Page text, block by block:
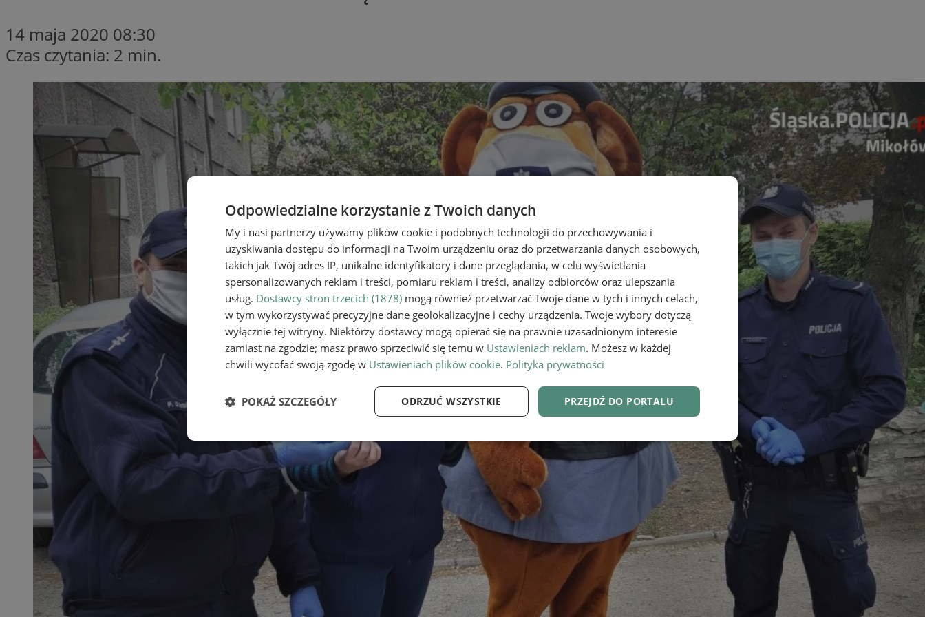
14 maja 2020 08:30
Czas czytania: 2 min.
Odpowiedzialne korzystanie z Twoich danych
My i nasi partnerzy używamy plików cookie i podobnych technologii do przechowywania i
uzyskiwania dostępu do informacji na Twoim urządzeniu oraz do przetwarzania danych osobowych,
takich jak Twój adres IP, unikalne identyfikatory i dane przeglądania, w celu wyświetlania
spersonalizowanych reklam i treści, pomiaru reklam i treści, analizy odbiorców oraz ulepszania
usług. Dostawcy stron trzecich (1878) mogą również przetwarzać Twoje dane w tych i innych celach,
w tym wykorzystywać precyzyjne dane geolokalizacyjne i cechy urządzenia. Twoje wybory dotyczą
wyłącznie tej witryny. Niektórzy dostawcy mogą opierać się na prawnie uzasadnionym interesie
zamiast na zgodzie; masz prawo sprzeciwić się temu w Ustawieniach reklam. Możesz w każdej
chwili wycofać swoją zgodę w Ustawieniach plików cookie. Polityka prywatności
PRZEJDŹ DO PORTALU
ODRZUĆ WSZYSTKIE
POKAŻ SZCZEGÓŁY
Niezbędne Wydajność Targetowanie Funkcjonalność
Targetowanie Funkcjonalność
Niezbędne pliki cookie umożliwiają korzystanie z podstawowych funkcji strony internetowej, takich jak logowanie użytkownika i
zarządzanie kontem. Bez niezbędnych plików cookie nie można prawidłowo korzystać ze strony internetowej.
Nazwa
Okres
przechowywania
Opis